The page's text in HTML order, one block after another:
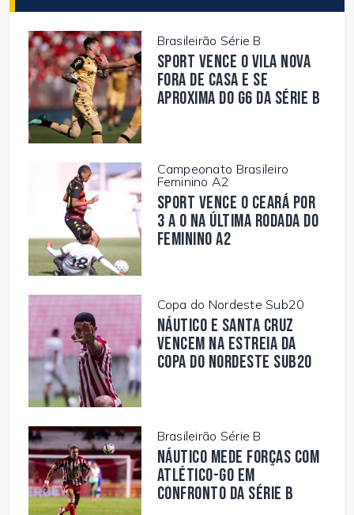
Brasileirão Série B
Sport vence o Vila Nova
fora de casa e se
aproxima do G6 da Série B
Campeonato Brasileiro
Feminino A2
Sport vence o Ceará por
3 a 0 na última rodada do
Feminino A2
Copa do Nordeste Sub20
Náutico e Santa Cruz
vencem na estreia da
Copa do Nordeste Sub20
Brasileirão Série B
Náutico mede forças com
Atlético-GO em
confronto da Série B